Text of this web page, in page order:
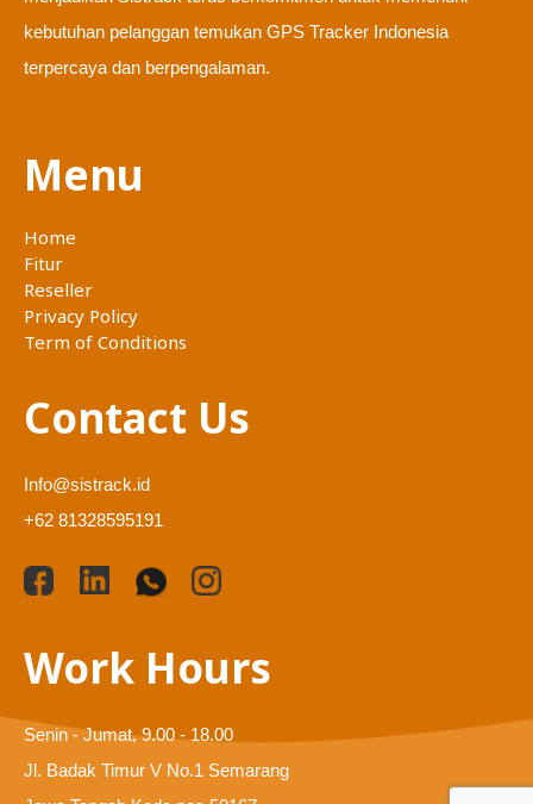
kebutuhan pelanggan temukan GPS Tracker Indonesia
terpercaya dan berpengalaman.
Menu
Home
Fitur
Reseller
Privacy Policy
Term of Conditions
Contact Us
Info@sistrack.id
+62 81328595191
Work Hours
Senin - Jumat, 9.00 - 18.00
Jl. Badak Timur V No.1 Semarang